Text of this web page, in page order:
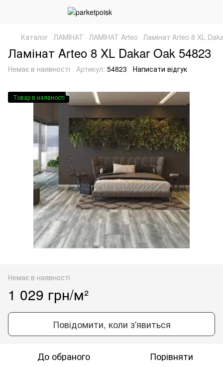
Каталог ЛАМІНАТ ЛАМІНАТ Arteo Ламінат Arteo 8 XL
Ламінат Arteo 8 XL Dakar Oak 54823
Немає в наявності Артикул: 54823 Написати відгук
Товар в наявності
Немає в наявності
1 029 грн/м²
Повідомити, коли з'явиться
До обраного Порівняти